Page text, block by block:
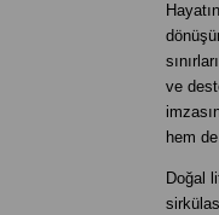
ve
hem
Doğal